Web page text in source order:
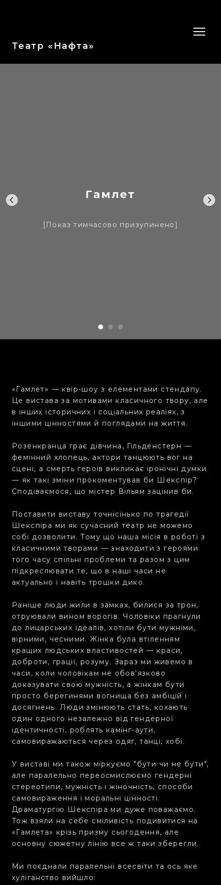
Театр «Нафта»
Гамлет
[Показ тимчасово призупинено]
«Гамлет» — квір-шоу з елементами стендапу.
Це вистава за мотивами класичного твору, але
в інших історичних і соціальних реаліях, з
іншими цінностями й поглядами на життя.
Розенкранца грає дівчина, Гільденстерн —
фемінний хлопець, актори танцюють вог на
сцені, а смерть героїв викликає іронічні думки
— як такі зміни прокоментував би Шекспір?
Сподіваємося, що містер Вільям зацінив би.
Поставити виставу точнісінько по трагедії
Шекспіра ми як сучасний театр не можемо
собі дозволити. Тому що наша місія в роботі з
класичними творами — знаходити з героями
того часу спільні проблеми та разом з цим
підкреслювати те, що в наші часи не
актуально і навіть трошки дико.
Раніше люди жили в замках, билися за трон,
отруювали вином ворогів. Чоловіки прагнули
до лицарських ідеалів, хотіли бути мужніми,
вірними, чесними. Жінка була втіленням
кращих людських властивостей — краси,
доброти, грації, розуму. Зараз ми живемо в
часи, коли чоловікам не обов'язково
доказувати свою мужність, а жінкам бути
просто берегинями вогнища без амбіцій і
досягнень. Люди змінюють стать, кохають
один одного незалежно від гендерної
ідентичності, роблять камінг-аути,
самовиражаються через одяг, танці, хобі.
У виставі ми також міркуємо "бути чи не бути",
але паралельно переосмислюємо гендерні
стереотипи, мужність і жіночність, способи
самовираження і моральні цінності.
Драматургію Шекспіра ми дуже поважаємо.
Тож взяли на себе сміливість подивитися на
«Гамлета» крізь призму сьогодення, але
основну сюжетну лінію все ж таки зберегли.
Ми поєднали паралельні всесвіти та ось яке
хуліганство вийшло: